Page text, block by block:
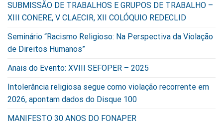
SUBMISSÃO DE TRABALHOS E GRUPOS DE TRABALHO –
XIII CONERE, V CLAECIR, XII COLÓQUIO REDECLID
Seminário “Racismo Religioso: Na Perspectiva da Violação
de Direitos Humanos”
Anais do Evento: XVIII SEFOPER – 2025
Intolerância religiosa segue como violação recorrente em
2026, apontam dados do Disque 100
MANIFESTO 30 ANOS DO FONAPER